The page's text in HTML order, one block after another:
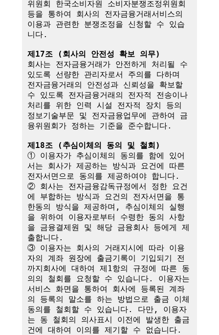
위원회 한국소비자원 소비자분쟁조정위원회
등을 통하여 회사의 전자금융거래서비스의
이용과 관련한 분쟁조정을 신청할 수 있습
니다.
제17조 (회사의 안전성 확보 의무)
회사는 전자금융거래가 안전하게 처리될 수
있도록 선량한 관리자로서 주의를 다하며
전자금융거래의 안전성과 신뢰성을 확보할
수 있도록 전자금융거래의 전자적 전송이나
처리를 위한 인력 시설 전자적 장치 등의
정보기술부문 및 전자금융업무에 관하여 금
융위원회가 정하는 기준을 준수합니다.
제18조 (추심이체의 동의 및 철회)
① 이용자가 추심이체의 동의를 함에 있어
서는 회사가 제공하는 방식과 요건에 따른
전자서면으로 동의를 제공하여야 합니다.
② 회사는 전자금융감독규정에서 정한 요건
에 부합하는 방식과 요건의 전자서면을 통
한동의 방식을 제공하며, 추심이체의 실행
을 위하여 이용자로부터 수령한 동의 사항
을 금융결제원 및 해당 금융회사 등에게 제
출합니다.
③ 이용자는 회사의 거래지시에 따라 이용
자의 계좌 원장에 출금기록이 기입되기 전
까지회사에 대하여 제1항의 규정에 따른 동
의의 철회를 요청할 수 있습니다. 이용자는
서비스 화면을 통하여 회사에 등록된 계좌
의 등록의 말소를 하는 방법으로 출금 이체
동의를 철회할 수 있습니다. 다만, 이용자
는 동 철회의 의사표시 이전에 발생한 출금
건에 대하여 이의를 제기할 수 없습니다.